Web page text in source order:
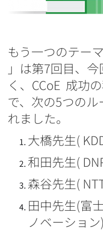
もう一つのテー
」は第7回目、
く、CCoE 成功
で、次の5つの
れました。
大橋先生(
和田先生(
森谷先生(
田中先生(富
ノベーショ